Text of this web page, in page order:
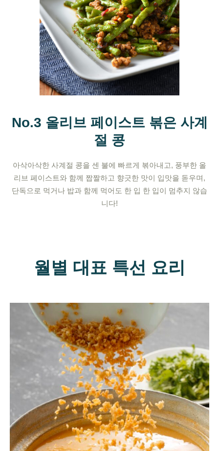
No.3 올리브 페이스트 볶은 사계
절 콩
아삭아삭한 사계절 콩을 센 불에 빠르게 볶아내고, 풍부한 올
리브 페이스트와 함께 짭짤하고 향긋한 맛이 입맛을 돋우며,
단독으로 먹거나 밥과 함께 먹어도 한 입 한 입이 멈추지 않습
니다!
월별 대표 특선 요리